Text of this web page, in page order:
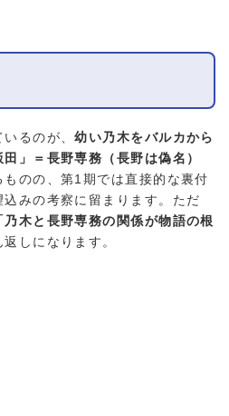
いるのが、幼い乃木をバルカから
」＝長野専務（長野は偽名）
のの、第1期では直接的な裏付
みの考察に留まります。ただ
乃木と長野専務の関係が物語の根
しになります。